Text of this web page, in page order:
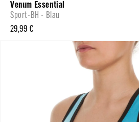
Venum Essential
Sport-BH - Blau
Normaler
29,99 €